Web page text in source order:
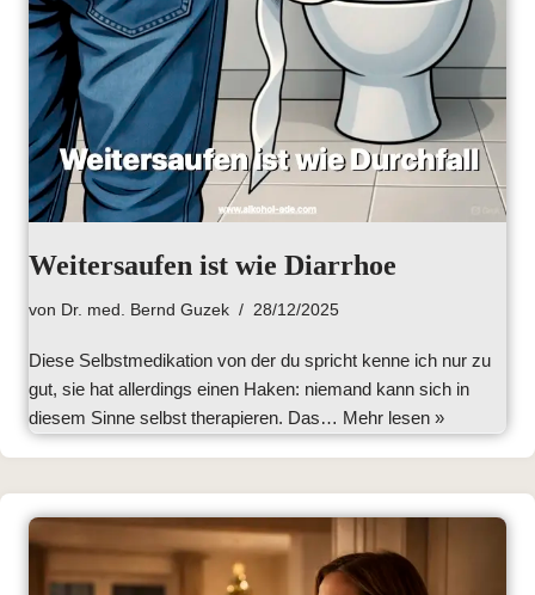
Weitersaufen ist wie Diarrhoe
von Dr. med. Bernd Guzek 28/12/2025
Diese Selbstmedikation von der du spricht kenne ich nur zu
gut, sie hat allerdings einen Haken: niemand kann sich in
diesem Sinne selbst therapieren. Das… Mehr lesen »